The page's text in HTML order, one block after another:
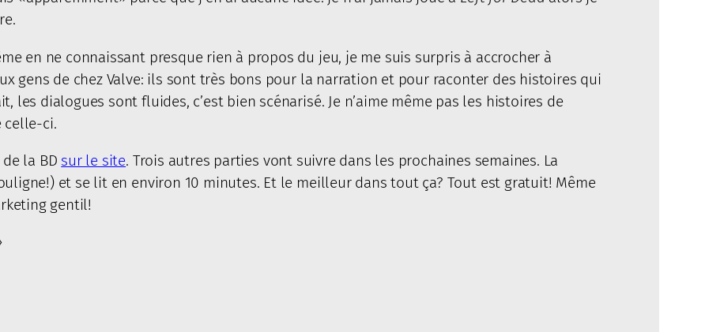
en ne connaissant presque rien à propos du jeu, je me suis surpris à accrocher à
gens de chez Valve: ils sont très bons pour la narration et pour raconter des histoires qui
les dialogues sont fluides, c’est bien scénarisé. Je n’aime même pas les histoires de
celle-ci.
la BD sur le site. Trois autres parties vont suivre dans les prochaines semaines. La
et se lit en environ 10 minutes. Et le meilleur dans tout ça? Tout est gratuit! Même
gentil!